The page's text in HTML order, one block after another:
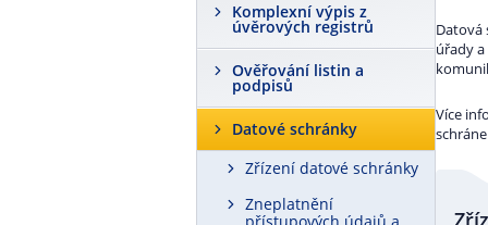
Komplexní výpis z
úvěrových registrů
Ověřování listin a
podpisů
Datové schránky
Zřízení datové schránky
Zneplatnění
Datová
úřady
Více